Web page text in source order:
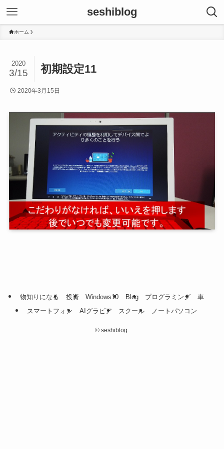
seshiblog
ホーム
初期設定11
2020
3/15
2020年3月15日
物知りになる 投資 Windows10 Blog プログラミング
車
スマートフォン
AIグラビア スクール ノートパソコン
© seshiblog.